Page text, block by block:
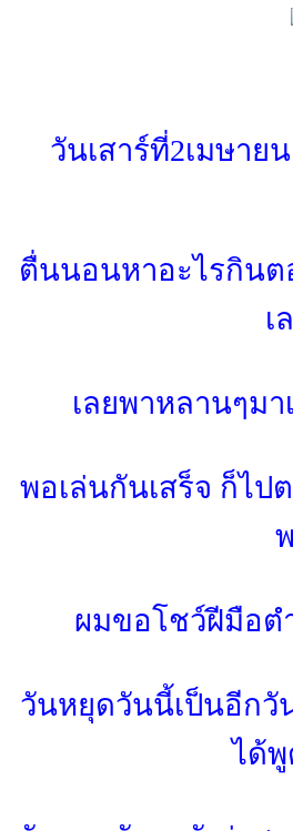
วันเสาร์ที่2เมษา
ตื่นนอนหาอะไรกินต
เ
เลยพาหลานๆม
พอเล่นกันเสร็จ ก็ไ
ผมขอโชว์ฝีมือต
วันหยุดวันนี้เป็นอีกวั
ได้พู